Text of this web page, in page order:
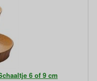
6 of 9 cm